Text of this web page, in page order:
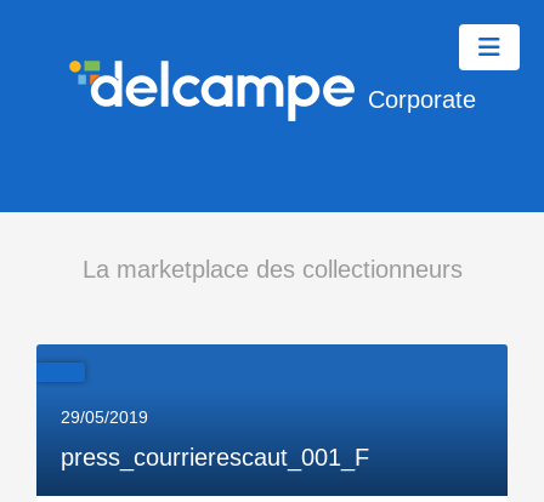
Corporate
La marketplace des collectionneurs
29/05/2019
press_courrierescaut_001_F